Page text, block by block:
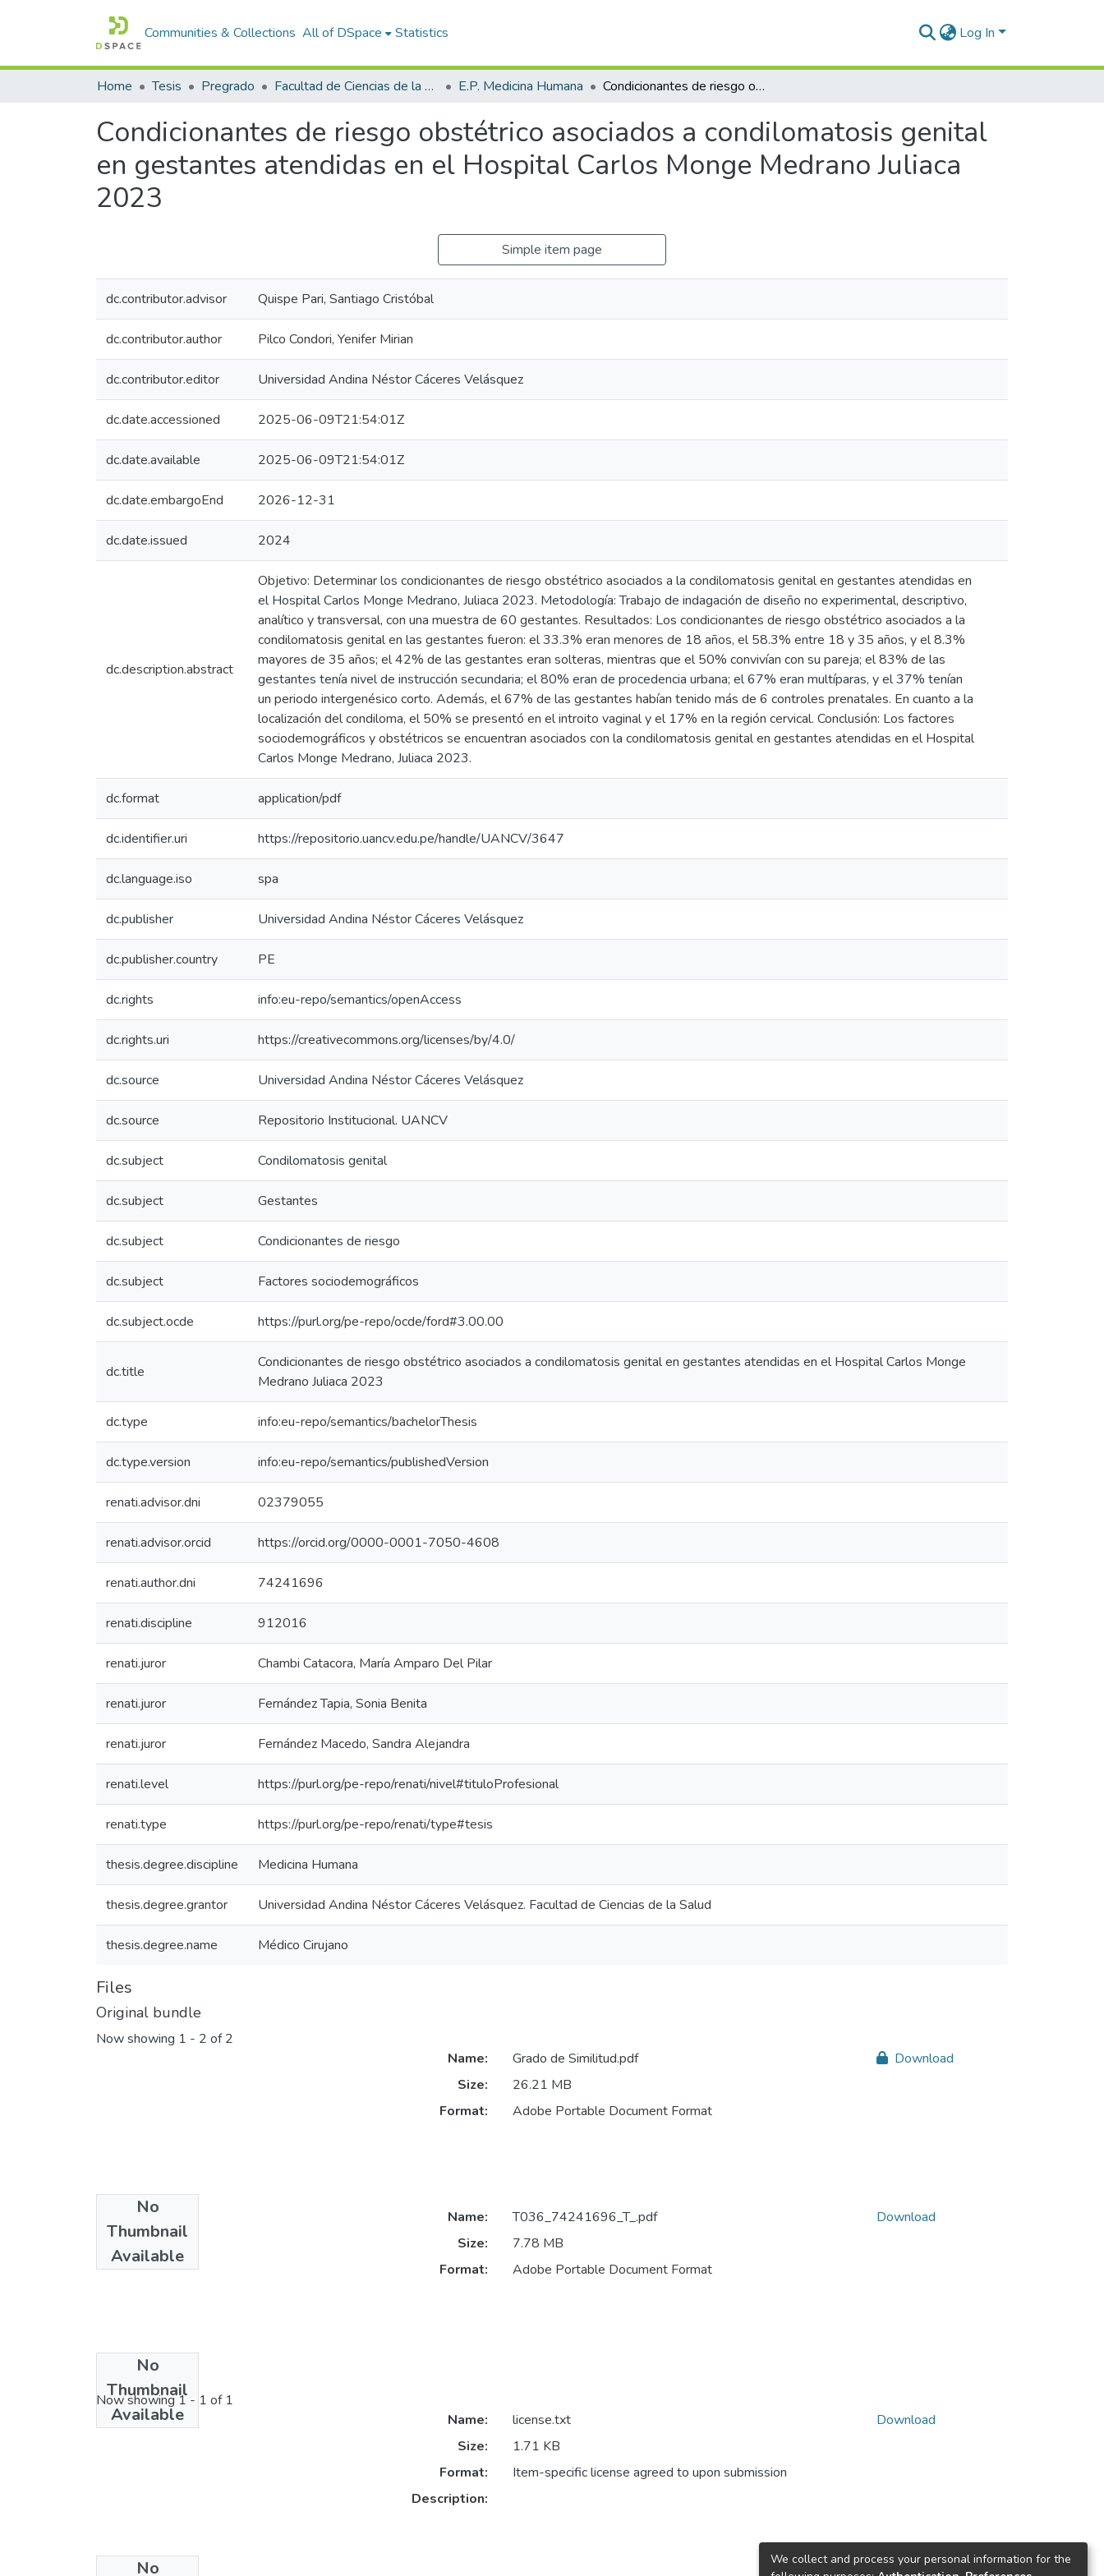
Communities & Collections All of DSpace Statistics Log In
Home Tesis Pregrado Facultad de Ciencias de la Salud E.P. Medicina Humana Condicionantes de riesgo obstétrico asociados a condilomatosis genital en gestantes atendidas en el Hospital Carlos Monge Medrano Juliaca 2023
Condicionantes de riesgo obstétrico asociados a condilomatosis genital
en gestantes atendidas en el Hospital Carlos Monge Medrano Juliaca
2023
Simple item page
dc.contributor.advisor Quispe Pari, Santiago Cristóbal
dc.contributor.author Pilco Condori, Yenifer Mirian
dc.contributor.editor Universidad Andina Néstor Cáceres Velásquez
dc.date.accessioned 2025-06-09T21:54:01Z
dc.date.available 2025-06-09T21:54:01Z
dc.date.embargoEnd 2026-12-31
dc.date.issued 2024
dc.description.abstract
Objetivo: Determinar los condicionantes de riesgo obstétrico asociados a la condilomatosis genital en gestantes atendidas en
el Hospital Carlos Monge Medrano, Juliaca 2023. Metodología: Trabajo de indagación de diseño no experimental, descriptivo,
analítico y transversal, con una muestra de 60 gestantes. Resultados: Los condicionantes de riesgo obstétrico asociados a la
condilomatosis genital en las gestantes fueron: el 33.3% eran menores de 18 años, el 58.3% entre 18 y 35 años, y el 8.3%
mayores de 35 años; el 42% de las gestantes eran solteras, mientras que el 50% convivían con su pareja; el 83% de las
gestantes tenía nivel de instrucción secundaria; el 80% eran de procedencia urbana; el 67% eran multíparas, y el 37% tenían
un periodo intergenésico corto. Además, el 67% de las gestantes habían tenido más de 6 controles prenatales. En cuanto a la
localización del condiloma, el 50% se presentó en el introito vaginal y el 17% en la región cervical. Conclusión: Los factores
sociodemográficos y obstétricos se encuentran asociados con la condilomatosis genital en gestantes atendidas en el Hospital
Carlos Monge Medrano, Juliaca 2023.
dc.format application/pdf
dc.identifier.uri https://repositorio.uancv.edu.pe/handle/UANCV/3647
dc.language.iso spa
dc.publisher Universidad Andina Néstor Cáceres Velásquez
dc.publisher.country PE
dc.rights info:eu-repo/semantics/openAccess
dc.rights.uri https://creativecommons.org/licenses/by/4.0/
dc.source Universidad Andina Néstor Cáceres Velásquez
dc.source Repositorio Institucional. UANCV
dc.subject Condilomatosis genital
dc.subject Gestantes
dc.subject Condicionantes de riesgo
dc.subject Factores sociodemográficos
dc.subject.ocde https://purl.org/pe-repo/ocde/ford#3.00.00
dc.title
Condicionantes de riesgo obstétrico asociados a condilomatosis genital en gestantes atendidas en el Hospital Carlos Monge
Medrano Juliaca 2023
dc.type info:eu-repo/semantics/bachelorThesis
dc.type.version info:eu-repo/semantics/publishedVersion
renati.advisor.dni 02379055
renati.advisor.orcid https://orcid.org/0000-0001-7050-4608
renati.author.dni 74241696
renati.discipline 912016
renati.juror Chambi Catacora, María Amparo Del Pilar
renati.juror Fernández Tapia, Sonia Benita
renati.juror Fernández Macedo, Sandra Alejandra
renati.level https://purl.org/pe-repo/renati/nivel#tituloProfesional
renati.type https://purl.org/pe-repo/renati/type#tesis
thesis.degree.discipline Medicina Humana
thesis.degree.grantor Universidad Andina Néstor Cáceres Velásquez. Facultad de Ciencias de la Salud
thesis.degree.name Médico Cirujano
Files
Original bundle
Now showing 1 - 2 of 2
No
Thumbnail
Available
Name:
Grado de Similitud.pdf
Size:
26.21 MB
Format:
Adobe Portable Document Format
Download
No
Thumbnail
Available
Name:
T036_74241696_T_.pdf
Size:
7.78 MB
Format:
Adobe Portable Document Format
Download
License bundle
Now showing1 - 1 of 1
No
Name:
license.txt
Size:
1.71 KB
Format:
Item-specific license agreed to upon submission
Description:
Download
We collect and process your personal information for the